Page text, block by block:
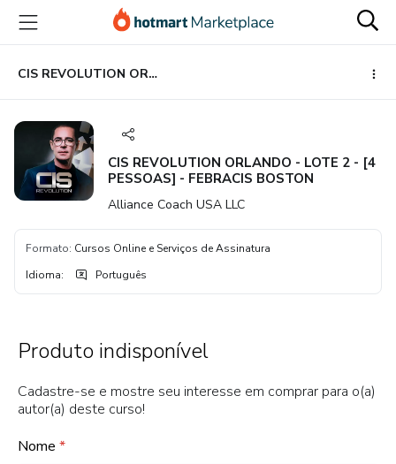
para
conteúdo
principal
para
pagamento
para
rodapé
CIS REVOLUTION ORLANDO - LOTE 2 - [4 PESSOAS] - FEBRACIS BOSTON
CIS REVOLUTION ORLANDO - LOTE 2 - [4
PESSOAS] - FEBRACIS BOSTON
Alliance Coach USA LLC
Formato: Cursos Online e Serviços de Assinatura
Idioma: Português
Produto indisponível
Cadastre-se e mostre seu interesse em comprar para o(a)
autor(a) deste curso!
Nome *